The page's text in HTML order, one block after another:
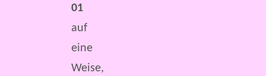
01
auf
eine
Weise,